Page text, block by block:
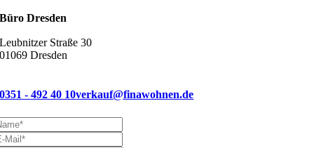
Büro Dresden
Leubnitzer Straße 30
01069 Dresden
0351 - 492 40 10verkauf@finawohnen.de